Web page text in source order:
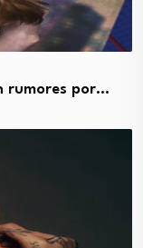
rumores por…